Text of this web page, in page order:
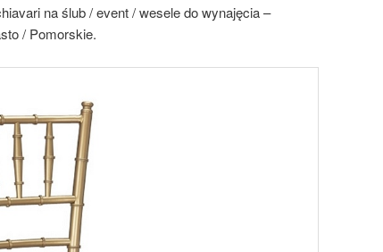
na ślub / event / wesele do wynajęcia –
/ Pomorskie.